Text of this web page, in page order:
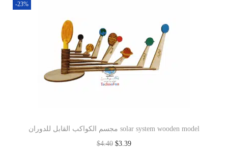
-23%
مجسم الكواكب القابل للدوران solar system wooden model
$4.40 $3.39